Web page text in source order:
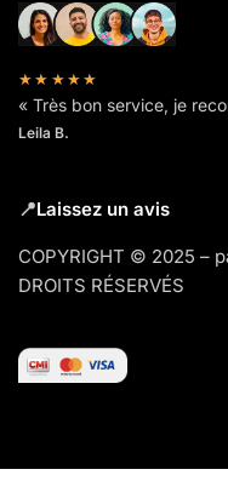
★★★★★
« Très bon service, je
Leila B.
📍Laissez un avis
COPYRIGHT © 2025 –
DROITS RÉSERVÉS